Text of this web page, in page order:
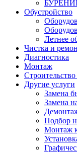
Обустройство
Летнее
Чистка и
Диагностика
Монтаж
Другие услуги
Замена
Замена
Подбор
Монтаж